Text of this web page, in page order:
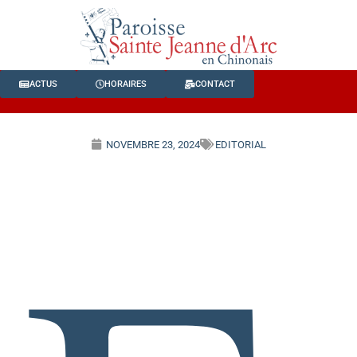
ACTUS HORAIRES CONTACT
NOVEMBRE 23, 2024 EDITORIAL